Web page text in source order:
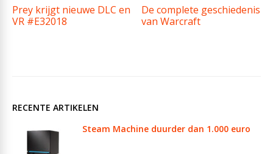
Prey krijgt nieuwe DLC en
VR #E32018
De complete geschiedenis
van Warcraft
RECENTE ARTIKELEN
Steam Machine duurder dan 1.000 euro